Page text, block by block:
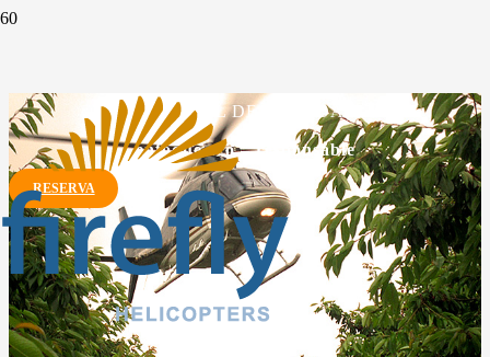
CONTROL DE HELADAS
enfoque eco – responsable
RESERVA